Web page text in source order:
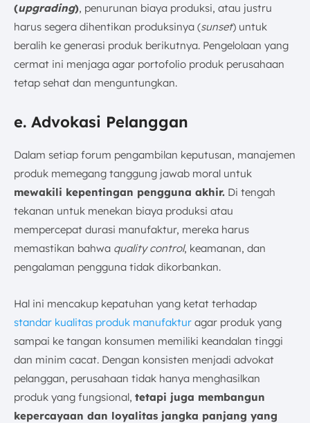
(upgrading), penurunan biaya produksi, atau justru
harus segera dihentikan produksinya (sunset) untuk
beralih ke generasi produk berikutnya. Pengelolaan yang
cermat ini menjaga agar portofolio produk perusahaan
tetap sehat dan menguntungkan.
e. Advokasi Pelanggan
Dalam setiap forum pengambilan keputusan, manajemen
produk memegang tanggung jawab moral untuk
mewakili kepentingan pengguna akhir. Di tengah
tekanan untuk menekan biaya produksi atau
mempercepat durasi manufaktur, mereka harus
memastikan bahwa quality control, keamanan, dan
pengalaman pengguna tidak dikorbankan.
Hal ini mencakup kepatuhan yang ketat terhadap
standar kualitas produk manufaktur agar produk yang
sampai ke tangan konsumen memiliki keandalan tinggi
dan minim cacat. Dengan konsisten menjadi advokat
pelanggan, perusahaan tidak hanya menghasilkan
produk yang fungsional, tetapi juga membangun
kepercayaan dan loyalitas jangka panjang yang